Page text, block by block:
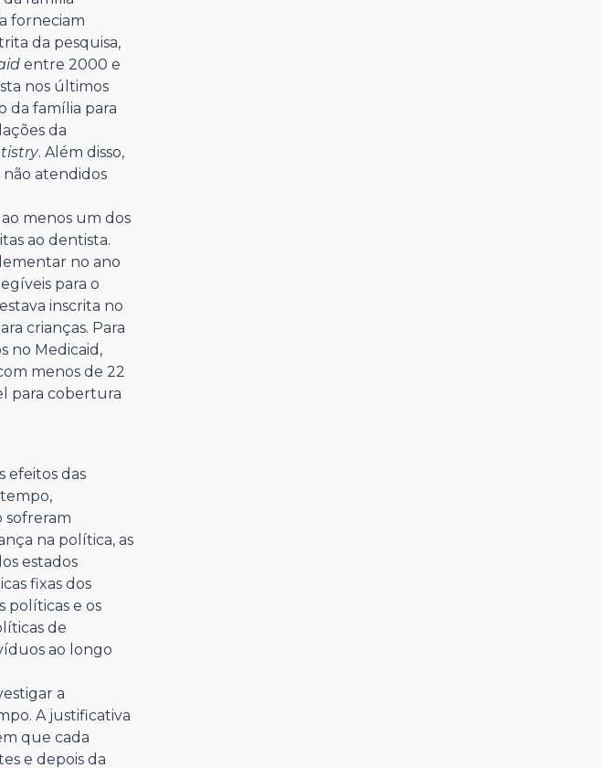
forneciam
da pesquisa,
entre 2000 e
nos últimos
da família para
da
. Além disso,
atendidos
menos um dos
ao dentista.
no ano
para o
inscrita no
crianças. Para
no Medicaid,
menos de 22
para cobertura
efeitos das
sofreram
na política, as
estados
fixas dos
políticas e os
de
ao longo
a
A justificativa
que cada
e depois da